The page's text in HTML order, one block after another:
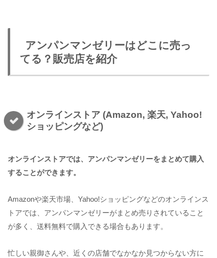
アンパンマンゼリーはどこに売っ
てる？販売店を紹介
オンラインストア (Amazon, 楽天, Yahoo!
ショッピングなど)
オンラインストアでは、アンパンマンゼリーをまとめて購入
することができます。
Amazonや楽天市場、Yahoo!ショッピングなどのオンラインス
トアでは、アンパンマンゼリーがまとめ売りされていること
が多く、送料無料で購入できる場合もあります。
忙しい親御さんや、近くの店舗でなかなか見つからない方に